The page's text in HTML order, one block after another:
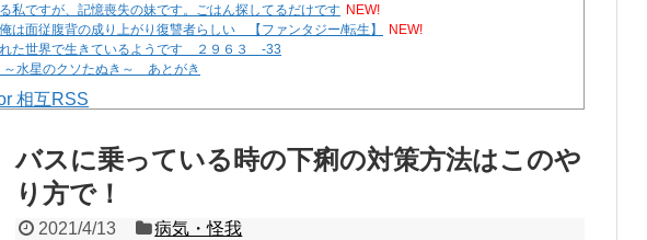
私ですが、記憶喪失の妹です。ごはん探してるだけです NEW!
は面従腹背の成り上がり復讐者らしい 【ファンタジー/転生】
NEW!
た世界で生きているようです ２９６３ -33
水星のクソたぬき～ あとがき
相互RSS
バスに乗っている時の下痢の対策方法はこのや
り方で！
2021/4/13
病気・怪我